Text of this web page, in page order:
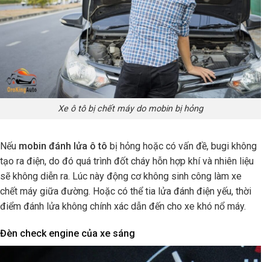
Xe ô tô bị chết máy do mobin bị hỏng
Nếu mobin đánh lửa ô tô bị hỏng hoặc có vấn đề, bugi không
tạo ra điện, do đó quá trình đốt cháy hỗn hợp khí và nhiên liệu
sẽ không diễn ra. Lúc này động cơ không sinh công làm xe
chết máy giữa đường. Hoặc có thể tia lửa đánh điện yếu, thời
điểm đánh lửa không chính xác dẫn đến cho xe khó nổ máy.
Đèn check engine của xe sáng